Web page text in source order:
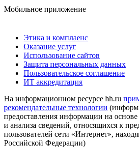
Мобильное приложение
Этика и комплаенс
Оказание услуг
Использование сайтов
Защита персональных данных
Пользовательское соглашение
ИТ аккредитация
На информационном ресурсе hh.ru
рекомендательные технологии
предоставления информации на основе
и анализа сведений, относящихся к
пользователей сети «Интернет»,
Российской Федерации)